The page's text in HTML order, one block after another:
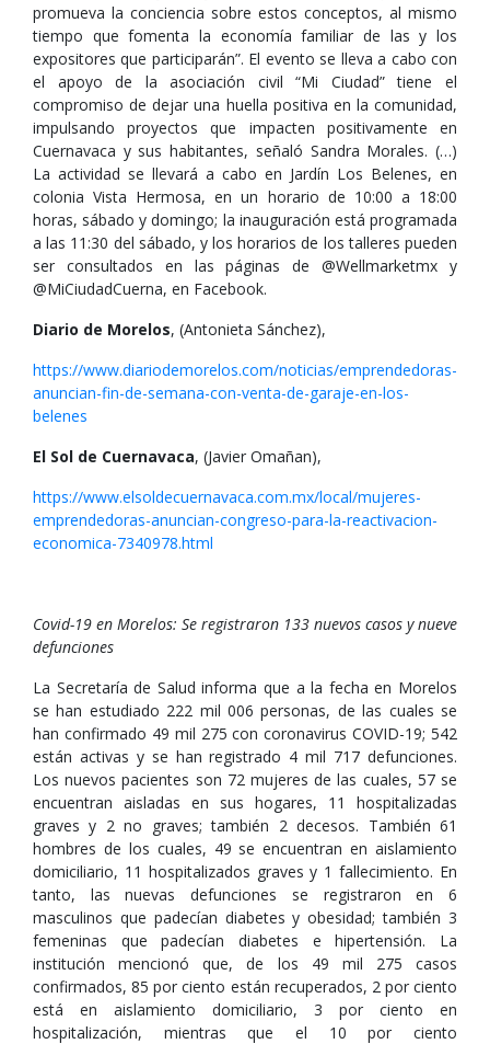
promueva la conciencia sobre estos conceptos, al mismo
tiempo que fomenta la economía familiar de las y los
expositores que participarán”. El evento se lleva a cabo con
el apoyo de la asociación civil “Mi Ciudad” tiene el
compromiso de dejar una huella positiva en la comunidad,
impulsando proyectos que impacten positivamente en
Cuernavaca y sus habitantes, señaló Sandra Morales. (…)
La actividad se llevará a cabo en Jardín Los Belenes, en
colonia Vista Hermosa, en un horario de 10:00 a 18:00
horas, sábado y domingo; la inauguración está programada
a las 11:30 del sábado, y los horarios de los talleres pueden
ser consultados en las páginas de @Wellmarketmx y
@MiCiudadCuerna, en Facebook.
Diario de Morelos, (Antonieta Sánchez),
https://www.diariodemorelos.com/noticias/emprendedoras-
anuncian-fin-de-semana-con-venta-de-garaje-en-los-
belenes
El Sol de Cuernavaca, (Javier Omañan),
https://www.elsoldecuernavaca.com.mx/local/mujeres-
emprendedoras-anuncian-congreso-para-la-reactivacion-
economica-7340978.html
Covid-19 en Morelos: Se registraron 133 nuevos casos y nueve
defunciones
La Secretaría de Salud informa que a la fecha en Morelos
se han estudiado 222 mil 006 personas, de las cuales se
han confirmado 49 mil 275 con coronavirus COVID-19; 542
están activas y se han registrado 4 mil 717 defunciones.
Los nuevos pacientes son 72 mujeres de las cuales, 57 se
encuentran aisladas en sus hogares, 11 hospitalizadas
graves y 2 no graves; también 2 decesos. También 61
hombres de los cuales, 49 se encuentran en aislamiento
domiciliario, 11 hospitalizados graves y 1 fallecimiento. En
tanto, las nuevas defunciones se registraron en 6
masculinos que padecían diabetes y obesidad; también 3
femeninas que padecían diabetes e hipertensión. La
institución mencionó que, de los 49 mil 275 casos
confirmados, 85 por ciento están recuperados, 2 por ciento
está en aislamiento domiciliario, 3 por ciento en
hospitalización, mientras que el 10 por ciento